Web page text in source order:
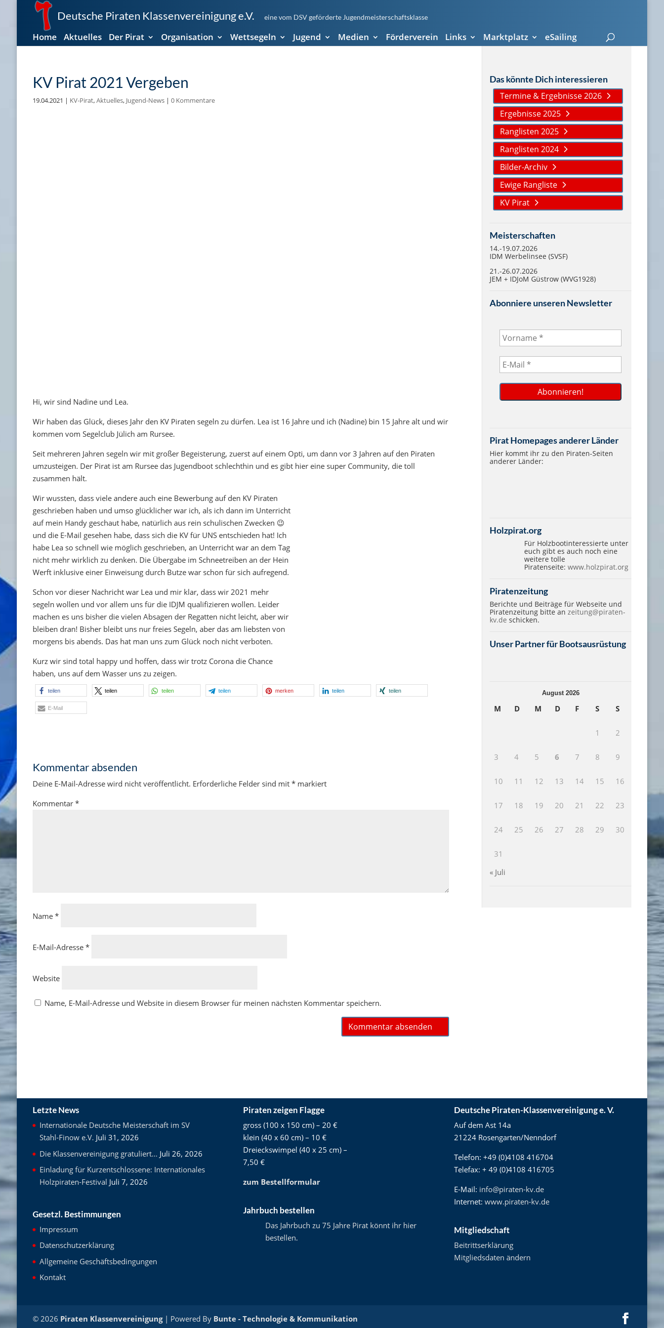
Deutsche Piraten Klassenvereinigung e.V. eine vom DSV geförderte Jugendmeisterschaftsklasse
Home Aktuelles Der Pirat Organisation Wettsegeln Jugend Medien Förderverein Links Marktplatz eSailing
KV Pirat 2021 Vergeben
19.04.2021 | KV-Pirat,Aktuelles, Jugend-News| 0 Kommentare
Hi, wir sind Nadine und Lea.
Wir haben das Glück, dieses Jahr den KV Piraten segeln zu dürfen. Lea ist 16 Jahre und ich (Nadine) bin 15 Jahre alt und wir
kommen vom Segelclub Jülich am Rursee.
Seit mehreren Jahren segeln wir mit großer Begeisterung, zuerst auf einem Opti, um dann vor 3 Jahren auf den Piraten
umzusteigen. Der Pirat ist am Rursee das Jugendboot schlechthin und es gibt hier eine super Community, die toll
zusammen hält.
Wir wussten, dass viele andere auch eine Bewerbung auf den KV Piraten
geschrieben haben und umso glücklicher war ich, als ich dann im Unterricht
auf mein Handy geschaut habe, natürlich aus rein schulischen Zwecken 😉
und die E-Mail gesehen habe, dass sich die KV für UNS entschieden hat! Ich
habe Lea so schnell wie möglich geschrieben, an Unterricht war an dem Tag
nicht mehr wirklich zu denken. Die Übergabe im Schneetreiben an der Hein
Werft inklusive einer Einweisung durch Butze war schon für sich aufregend.
Schon vor dieser Nachricht war Lea und mir klar, dass wir 2021 mehr
segeln wollen und vor allem uns für die IDJM qualifizieren wollen. Leider
machen es uns bisher die vielen Absagen der Regatten nicht leicht, aber wir
bleiben dran! Bisher bleibt uns nur freies Segeln, aber das am liebsten von
morgens bis abends. Das hat man uns zum Glück noch nicht verboten.
Kurz wir sind total happy und hoffen, dass wir trotz Corona die Chance
haben, uns auf dem Wasser uns zu zeigen.
teilen teilen teilen teilen merken teilen teilen
E-Mail
Kommentar absenden
Deine E-Mail-Adresse wird nicht veröffentlicht. Erforderliche Felder sind mit *markiert
Kommentar *
Name *
E-Mail-Adresse *
Website
Name, E-Mail-Adresse und Website in diesem Browser für meinen nächsten Kommentar speichern.
Das könnte Dich interessieren
Termine & Ergebnisse 2026
Ergebnisse 2025
Ranglisten 2025
Ranglisten 2024
Bilder-Archiv
Ewige Rangliste
KV Pirat
Meisterschaften
14.-19.07.2026
IDM Werbelinsee (SVSF)
21.-26.07.2026
JEM + IDJoM Güstrow (WVG1928)
Abonniere unseren Newsletter
Pirat Homepages anderer Länder
Hier kommt ihr zu den Piraten-Seiten
anderer Länder:
Holzpirat.org
Für Holzbootinteressierte unter
euch gibt es auch noch eine
weitere tolle
Piratenseite:www.holzpirat.org
Piratenzeitung
Berichte und Beiträge für Webseite und
Piratenzeitung bitte anzeitung@piraten-
kv.de schicken.
Unser Partner für Bootsausrüstung
August 2026
M D M D F S S
1 2
3 4 5 6 7 8 9
10 11 12 13 14 15 16
17 18 19 20 21 22 23
24 25 26 27 28 29 30
31
« Juli
Letzte News
Internationale Deutsche Meisterschaft im SV
Stahl-Finow e.V. Juli 31, 2026
Die Klassenvereinigung gratuliert… Juli 26, 2026
Einladung für Kurzentschlossene: Internationales
Holzpiraten-Festival Juli 7, 2026
Gesetzl. Bestimmungen
Impressum
Datenschutzerklärung
Allgemeine Geschäftsbedingungen
Kontakt
Piraten zeigen Flagge
gross (100 x 150 cm) – 20 €
klein (40 x 60 cm) – 10 €
Dreieckswimpel (40 x 25 cm) –
7,50 €
zum Bestellformular
Jahrbuch bestellen
Das Jahrbuch zu 75 Jahre Pirat könnt ihr hier
bestellen.
Deutsche Piraten-Klassenvereinigung e. V.
Auf dem Ast 14a
21224 Rosengarten/Nenndorf
Telefon: +49 (0)4108 416704
Telefax: + 49 (0)4108 416705
E-Mail: info@piraten-kv.de
Internet: www.piraten-kv.de
Mitgliedschaft
Beitrittserklärung
Mitgliedsdaten ändern
© 2026 Piraten Klassenvereinigung| Powered By Bunte - Technologie & Kommunikation